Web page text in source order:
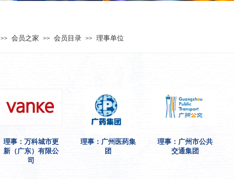
>> 会员之家 >> 会员目录 >> 理事单位
理事：万科城市更
新（广东）有限公
司
理事：广州医药集
团
理事：广州市公共
交通集团